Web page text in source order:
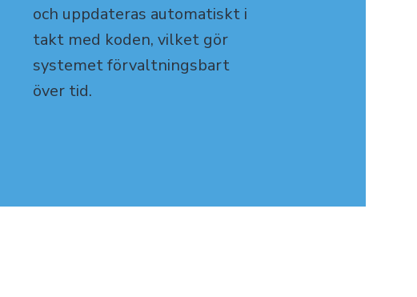
och uppdateras automatiskt i
takt med koden, vilket gör
systemet förvaltningsbart
över tid.